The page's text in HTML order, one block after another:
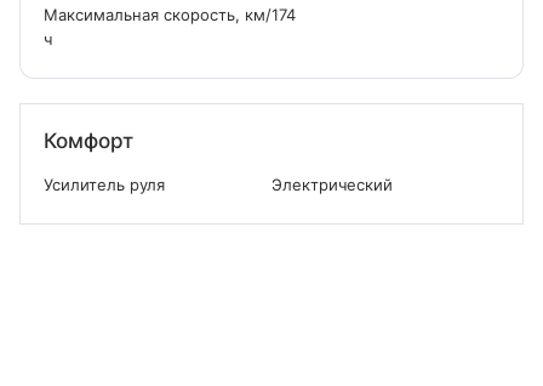
Максимальная скорость, км/
ч
174
Комфорт
Усилитель руля Электрический